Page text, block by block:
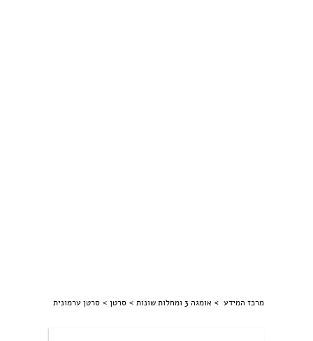
מרכז המידע > אומגה 3 ומחלות שונות > סרטן > סרטן ערמונית